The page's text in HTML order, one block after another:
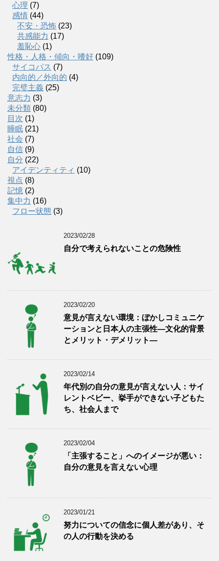
心理 (7)
感情 (44)
不安・恐怖 (23)
共感能力 (17)
羞恥心 (1)
性格・人格・傾向・嗜好 (109)
サイコパス (7)
内向的／外向的 (4)
完璧主義 (25)
意志力 (3)
未分類 (80)
目次 (1)
睡眠 (21)
社会 (7)
自信 (9)
自分 (22)
アイデンティティ (10)
視点 (8)
記憶 (2)
集中力 (16)
フロー状態 (3)
2023/02/28
自分で考えられないことの危険性
2023/02/20
意見が言えない環境：ぼかしコミュニケ
ーションと日本人の主張性―文化的背景
とメリット・デメリット―
2023/02/14
年代別の自分の意見が言えない人：サイ
レントベビー、挙手ができない子どもた
ち、社会人まで
2023/02/04
「主張すること」へのイメージが悪い：
自分の意見を言えない心理
2023/01/21
努力についての信念に個人差があり、そ
の人の行動を決める